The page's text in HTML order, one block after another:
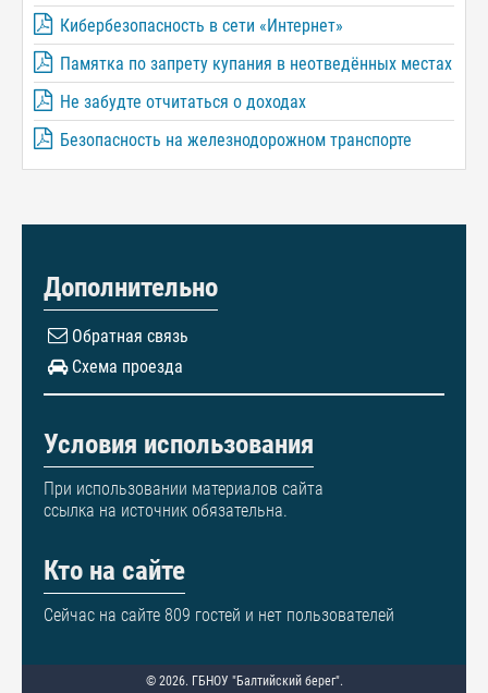
Кибербезопасность в сети «Интернет»
Памятка по запрету купания в неотведённых местах
Не забудте отчитаться о доходах
Безопасность на железнодорожном транспорте
Дополнительно
Обратная связь
Схема проезда
Условия использования
При использовании материалов сайта
ссылка на источник обязательна.
Кто на сайте
Сейчас на сайте 809 гостей и нет пользователей
© 2026. ГБНОУ "Балтийский берег".